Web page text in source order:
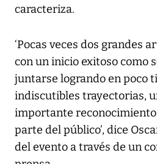
caracteriza.
‘Pocas veces dos grandes
con un inicio exitoso como
juntarse logrando en poco
indiscutibles trayectorias,
importante
parte del público’, dice
del evento a través de un